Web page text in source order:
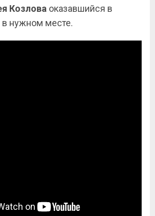
Козлова оказавшийся в
нужном месте.